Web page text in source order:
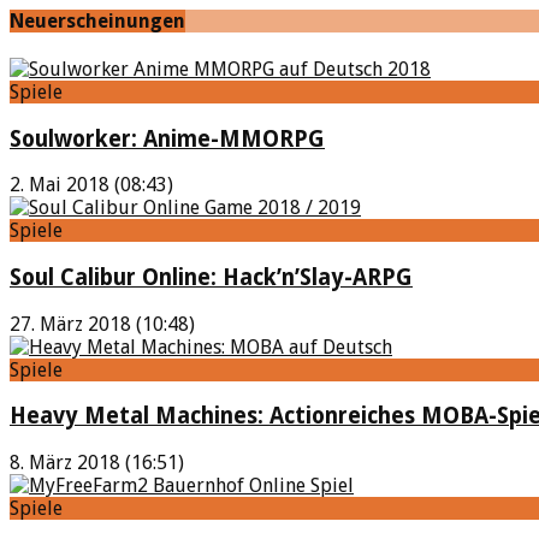
Neuerscheinungen
Spiele
Soulworker: Anime-MMORPG
2. Mai 2018 (08:43)
Spiele
Soul Calibur Online: Hack’n’Slay-ARPG
27. März 2018 (10:48)
Spiele
Heavy Metal Machines: Actionreiches MOBA-
8. März 2018 (16:51)
Spiele